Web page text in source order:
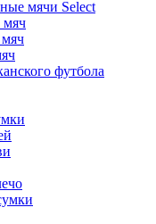
мячи Select
мяч
футбола